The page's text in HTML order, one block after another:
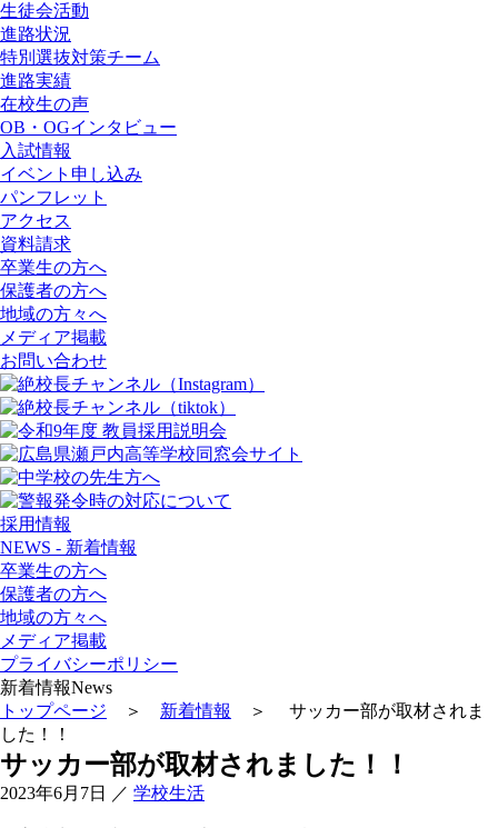
生徒会活動
進路状況
特別選抜対策チーム
進路実績
在校生の声
OB・OGインタビュー
入試情報
イベント申し込み
パンフレット
アクセス
資料請求
卒業生の方へ
保護者の方へ
地域の方々へ
メディア掲載
お問い合わせ
採用情報
NEWS - 新着情報
卒業生の方へ
保護者の方へ
地域の方々へ
メディア掲載
プライバシーポリシー
新着情報News
トップページ ＞ 新着情報
＞ サッカー部が取材されま
した！！
サッカー部が取材されました！！
2023年6月7日 ／ 学校生活